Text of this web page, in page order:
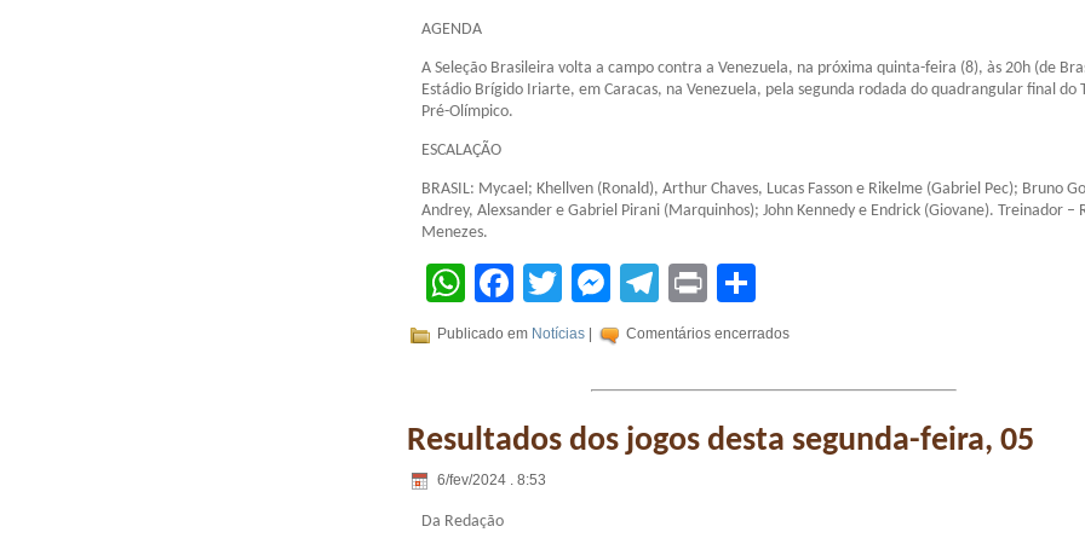
AGENDA
A Seleção Brasileira volta a campo contra a Venezuela, na próxima quinta-feira (8), às 20h (de
Estádio Brígido Iriarte, em Caracas, na Venezuela, pela segunda rodada do quadrangular final do
Pré-Olímpico.
ESCALAÇÃO
BRASIL: Mycael; Khellven (Ronald), Arthur Chaves, Lucas Fasson e Rikelme (Gabriel Pec); Bruno
Andrey, Alexsander e Gabriel Pirani (Marquinhos); John Kennedy e Endrick (Giovane). Treinador –
Menezes.
WhatsApp
Facebook
TwitterMessenger
Telegram
Print
Publicado em Notícias | Comentários encerrados
Resultados dos jogos desta segunda-feira, 05
6/fev/2024 . 8:53
Da Redação